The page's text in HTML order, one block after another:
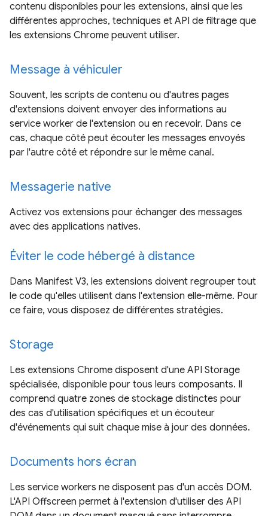
contenu disponibles pour les extensions, ainsi que les
différentes approches, techniques et API de filtrage que
les extensions Chrome peuvent utiliser.
Message à véhiculer
Souvent, les scripts de contenu ou d'autres pages
d'extensions doivent envoyer des informations au
service worker de l'extension ou en recevoir. Dans ce
cas, chaque côté peut écouter les messages envoyés
par l'autre côté et répondre sur le même canal.
Messagerie native
Activez vos extensions pour échanger des messages
avec des applications natives.
Éviter le code hébergé à distance
Dans Manifest V3, les extensions doivent regrouper tout
le code qu'elles utilisent dans l'extension elle-même. Pour
ce faire, vous disposez de différentes stratégies.
Storage
Les extensions Chrome disposent d'une API Storage
spécialisée, disponible pour tous leurs composants. Il
comprend quatre zones de stockage distinctes pour
des cas d'utilisation spécifiques et un écouteur
d'événements qui suit chaque mise à jour des données.
Documents hors écran
Les service workers ne disposent pas d'un accès DOM.
L'API Offscreen permet à l'extension d'utiliser des API